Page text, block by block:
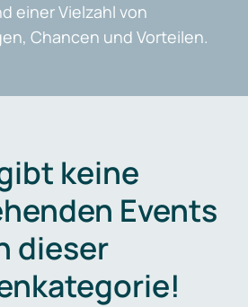
einer Vielzahl von
Chancen und Vorteilen.
keine
Events
dieser